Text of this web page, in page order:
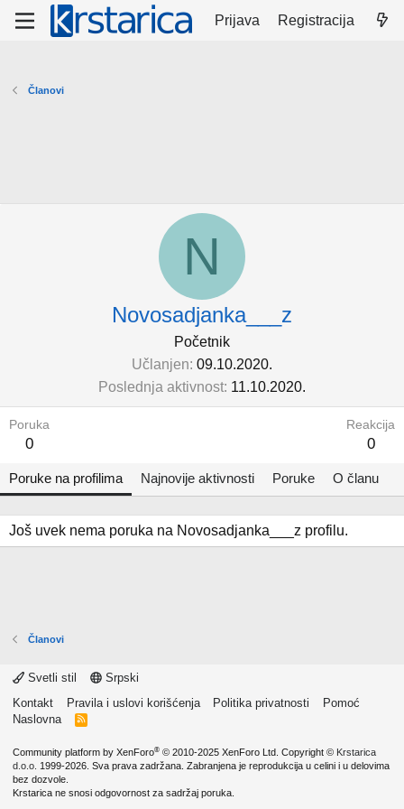
Prijava Registracija
Članovi
N
Novosadjanka___z
Početnik
Učlanjen 09.10.2020.
Poslednja aktivnost 11.10.2020.
Poruka
0
Reakcija
0
Poruke na profilima Najnovije aktivnosti Poruke O članu
Još uvek nema poruka na Novosadjanka___z profilu.
Članovi
Svetli stil
Srpski
Kontakt
Pravila i uslovi korišćenja Politika privatnosti
Pomoć
Naslovna
R
Community platform by XenForo® © 2010-2025 XenForo Ltd. Copyright © Krstarica
d.o.o. 1999-2026. Sva prava zadržana. Zabranjena je reprodukcija u celini i u delovima
bez dozvole.
Krstarica ne snosi odgovornost za sadržaj poruka.